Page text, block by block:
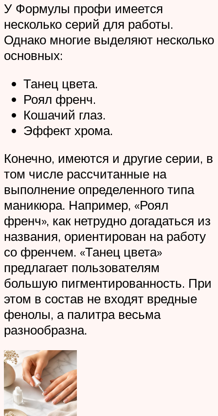
У Формулы профи имеется
несколько серий для работы.
Однако многие выделяют несколько
основных:
Танец цвета.
Роял френч.
Кошачий глаз.
Эффект хрома.
Конечно, имеются и другие серии, в
том числе рассчитанные на
выполнение определенного типа
маникюра. Например, «Роял
френч», как нетрудно догадаться из
названия, ориентирован на работу
со френчем. «Танец цвета»
предлагает пользователям
большую пигментированность. При
этом в состав не входят вредные
фенолы, а палитра весьма
разнообразна.